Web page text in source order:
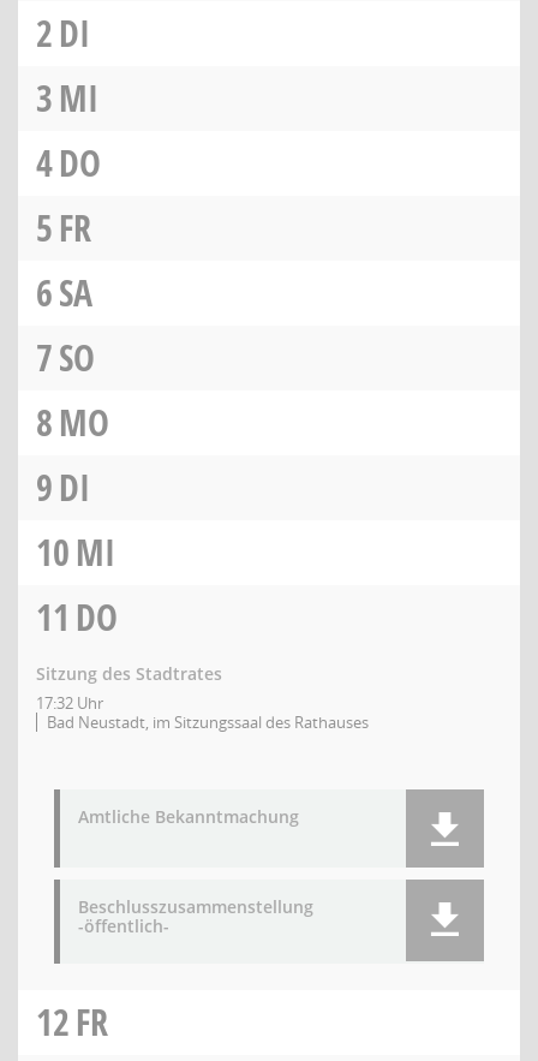
2DI
3MI
4DO
5FR
6SA
7SO
8MO
9DI
10MI
11 DO
Sitzung des Stadtrates
17:32 Uhr
Bad Neustadt, im Sitzungssaal des Rathauses
Amtliche Bekanntmachung
Beschlusszusammenstellung
-öffentlich-
12FR